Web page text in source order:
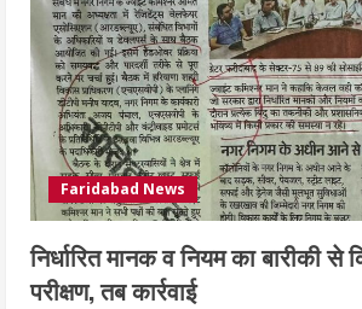
Faridabad News
निर्धारित मानक व नियम का बारीकी से
परीक्षण, तब कार्रवाई